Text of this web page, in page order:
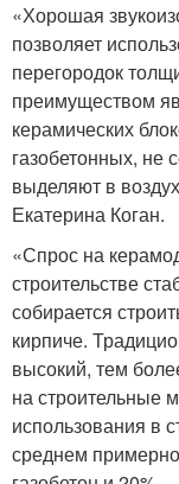
«Хорошая
позволяет
перегородок
преимуществом
керамических
газобетонных, не
выделяют в
Екатерина Коган.
«Спрос на
строительстве
собирается
кирпиче.
высокий, тем
на строительные
использования в
среднем